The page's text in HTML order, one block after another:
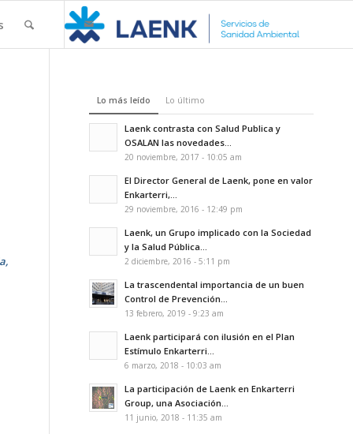
Lo más leído Lo último
Laenk contrasta con Salud Publica y
OSALAN las novedades...
20 noviembre, 2017 - 10:05 am
El Director General de Laenk, pone en valor
Enkarterri,...
29 noviembre, 2016 - 12:49 pm
Laenk, un Grupo implicado con la Sociedad
y la Salud Pública...
2 diciembre, 2016 - 5:11 pm
La trascendental importancia de un buen
Control de Prevención...
13 febrero, 2019 - 9:23 am
Laenk participará con ilusión en el Plan
Estímulo Enkarterri...
6 marzo, 2018 - 10:03 am
La participación de Laenk en Enkarterri
Group, una Asociación...
11 junio, 2018 - 11:35 am